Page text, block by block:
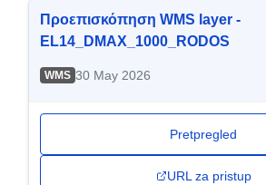
Προεπισκόπηση WMS layer -
EL14_DMAX_1000_RODOS
WMS 30 May 2026
Pretpregled
URL za pristup